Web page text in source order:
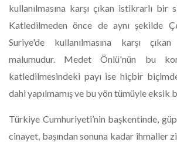
kullanılmasına karşı çıkan istikrarlı bir
Katledilmeden önce de aynı şekilde
Suriye'de kullanılmasına karşı
malumudur. Medet Önlü'nün bu
katledilmesindeki payı ise hiçbir
dahi yapılmamış ve bu yön tümüyle eksik
​Türkiye Cumhuriyeti’nin başkentinde,
cinayet, başından sonuna kadar ihmaller